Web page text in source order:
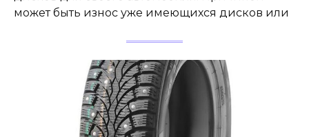
может быть износ уже имеющихся дисков или